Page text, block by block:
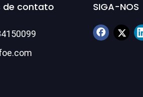
de contato SIGA-NOS